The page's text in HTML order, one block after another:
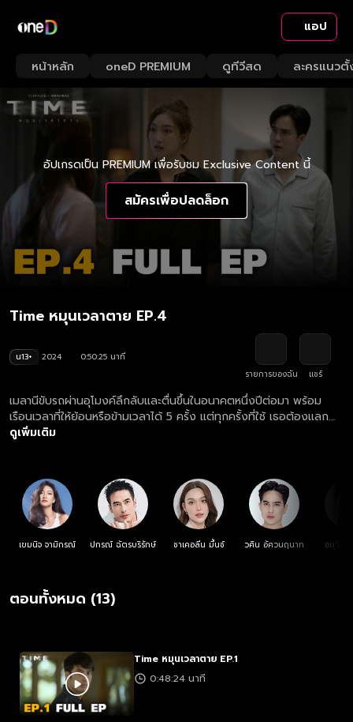
แอป
หน้าหลัก oneD PREMIUM ดูทีวีสด ละครแนวตั้
อัปเกรดเป็น PREMIUM เพื่อรับชม Exclusive Content นี้
สมัครเพื่อปลดล็อก
Time หมุนเวลาตาย EP.4
น13+ 2024
0:50:25 นาที
รายการของฉัน
แชร์
เมลานีขับรถผ่านอุโมงค์ลึกลับและตื่นขึ้นในอนาคตหนึ่งปีต่อมา พร้อม
เรือนเวลาที่ให้ย้อนหรือข้ามเวลาได้ 5 ครั้ง แต่ทุกครั้งที่ใช้ เธอต้องแลก
ด้วยชีวิตหนึ่งชีวิต
ดูเพิ่มเติม
เขมนิจ จามิกรณ์ ปกรณ์ ฉัตรบริรักษ์ ชาเคอลีน มึ้นช์ วศิน อัศวนฤนาท
อนุวัฒ
ตอนทั้งหมด (13)
Time หมุนเวลาตาย EP.1
0:48:24 นาที